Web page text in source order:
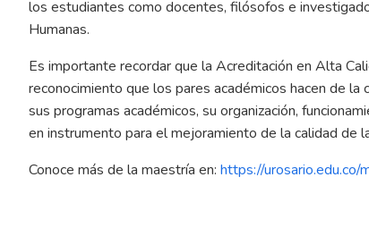
los estudiantes como docentes, filósofos e
Humanas.
Es importante recordar que la Acreditación en Alta
reconocimiento que los pares académicos hacen de
sus programas académicos, su organización,
en instrumento para el mejoramiento de la calidad de
Conoce más de la maestría en: https://